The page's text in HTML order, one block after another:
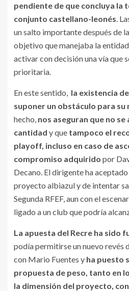
pendiente de que concluya la
conjunto castellano-leonés.
un salto importante después de
objetivo que manejaba la
activar con decisión una vía que
prioritaria.
En este sentido, la existencia
suponer un obstáculo para
hecho, nos aseguran que no
cantidad y que tampoco el
playoff, incluso en caso de
compromiso adquirido por
Decano. El dirigente ha
proyecto albiazul y de intentar
Segunda RFEF, aun con el
ligado a un club que podría
La apuesta del Recre ha sido
podía permitirse un nuevo revés
con Mario Fuentes y ha puesto
propuesta de peso, tanto en
la dimensión del proyecto,